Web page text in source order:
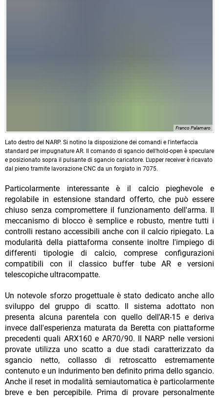
Franco Palamaro
Lato destro del NARP. Si notino la disposizione dei comandi e l'interfaccia
standard per impugnature AR. Il comando di sgancio dell'hold-open è speculare
e posizionato sopra il pulsante di sgancio caricatore. L'upper receiver è ricavato
dal pieno tramite lavorazione CNC da un forgiato in 7075.
Particolarmente interessante è il calcio pieghevole e
regolabile in estensione standard offerto, che può essere
chiuso senza compromettere il funzionamento dell'arma. Il
meccanismo di blocco è semplice e robusto, mentre tutti i
controlli restano accessibili anche con il calcio ripiegato. La
modularità della piattaforma consente inoltre l'impiego di
differenti tipologie di calcio, comprese configurazioni
compatibili con il classico buffer tube AR e versioni
telescopiche ultracompatte.
Un notevole sforzo progettuale è stato dedicato anche allo
sviluppo del gruppo di scatto. Il sistema adottato non
presenta alcuna parentela con quello dell'AR-15 e deriva
invece dall'esperienza maturata da Beretta con piattaforme
precedenti quali ARX160 e AR70/90. Il NARP nelle versioni
provate utilizza uno scatto a due stadi caratterizzato da
sgancio netto, collasso di retroscatto estremamente
contenuto e un indurimento ben definito prima dello sgancio.
Anche il reset in modalità semiautomatica è particolarmente
breve e ben percepibile. Prima di provare personalmente